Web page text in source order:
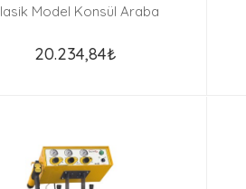
Model Konsül Araba
20.234,84₺